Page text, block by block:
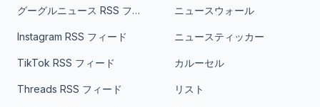
グーグルニュース RSS フィード
Instagram RSS フィード
TikTok RSS フィード
Threads RSS フィード
ニュースウォール
ニュースティッカー
カルーセル
リスト